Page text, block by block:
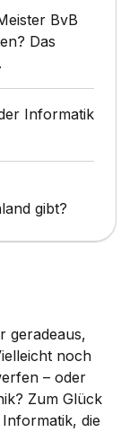
BvB
Das
Informatik
gibt?
geradeaus,
noch
– oder
Zum Glück
die